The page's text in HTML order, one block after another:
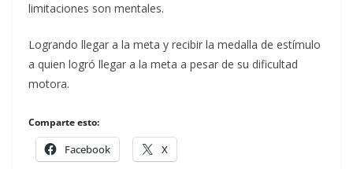
limitaciones son mentales.
Logrando llegar a la meta y recibir la medalla de estímulo
a quien logró llegar a la meta a pesar de su dificultad
motora.
Comparte esto:
Facebook X